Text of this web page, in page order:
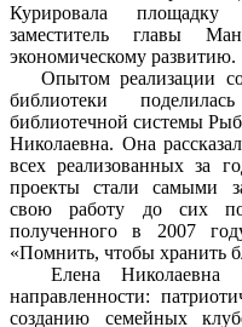
Курировала
заместитель главы
экономическому развитию.
Опытом реализации
библиотеки
библиотечной системы
Николаевна. Она
всех реализованных за
проекты стали самыми
свою работу до сих
полученного в 2007
«Помнить, чтобы хранить
Елена Николаевна
направленности:
созданию семейных